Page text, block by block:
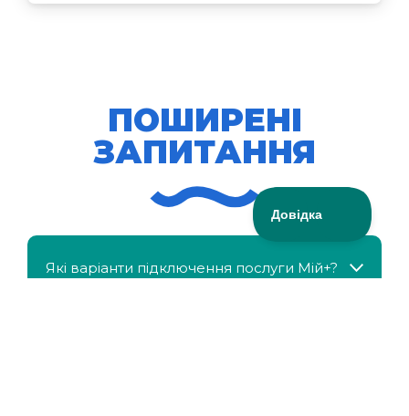
ПОШИРЕНІ
ЗАПИТАННЯ
Які варіанти підключення послуги Мій+?